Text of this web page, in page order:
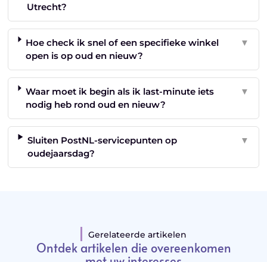
Utrecht?
Hoe check ik snel of een specifieke winkel
open is op oud en nieuw?
▼
Waar moet ik begin als ik last-minute iets
nodig heb rond oud en nieuw?
▼
Sluiten PostNL-servicepunten op
oudejaarsdag?
▼
Gerelateerde artikelen
Ontdek artikelen die overeenkomen